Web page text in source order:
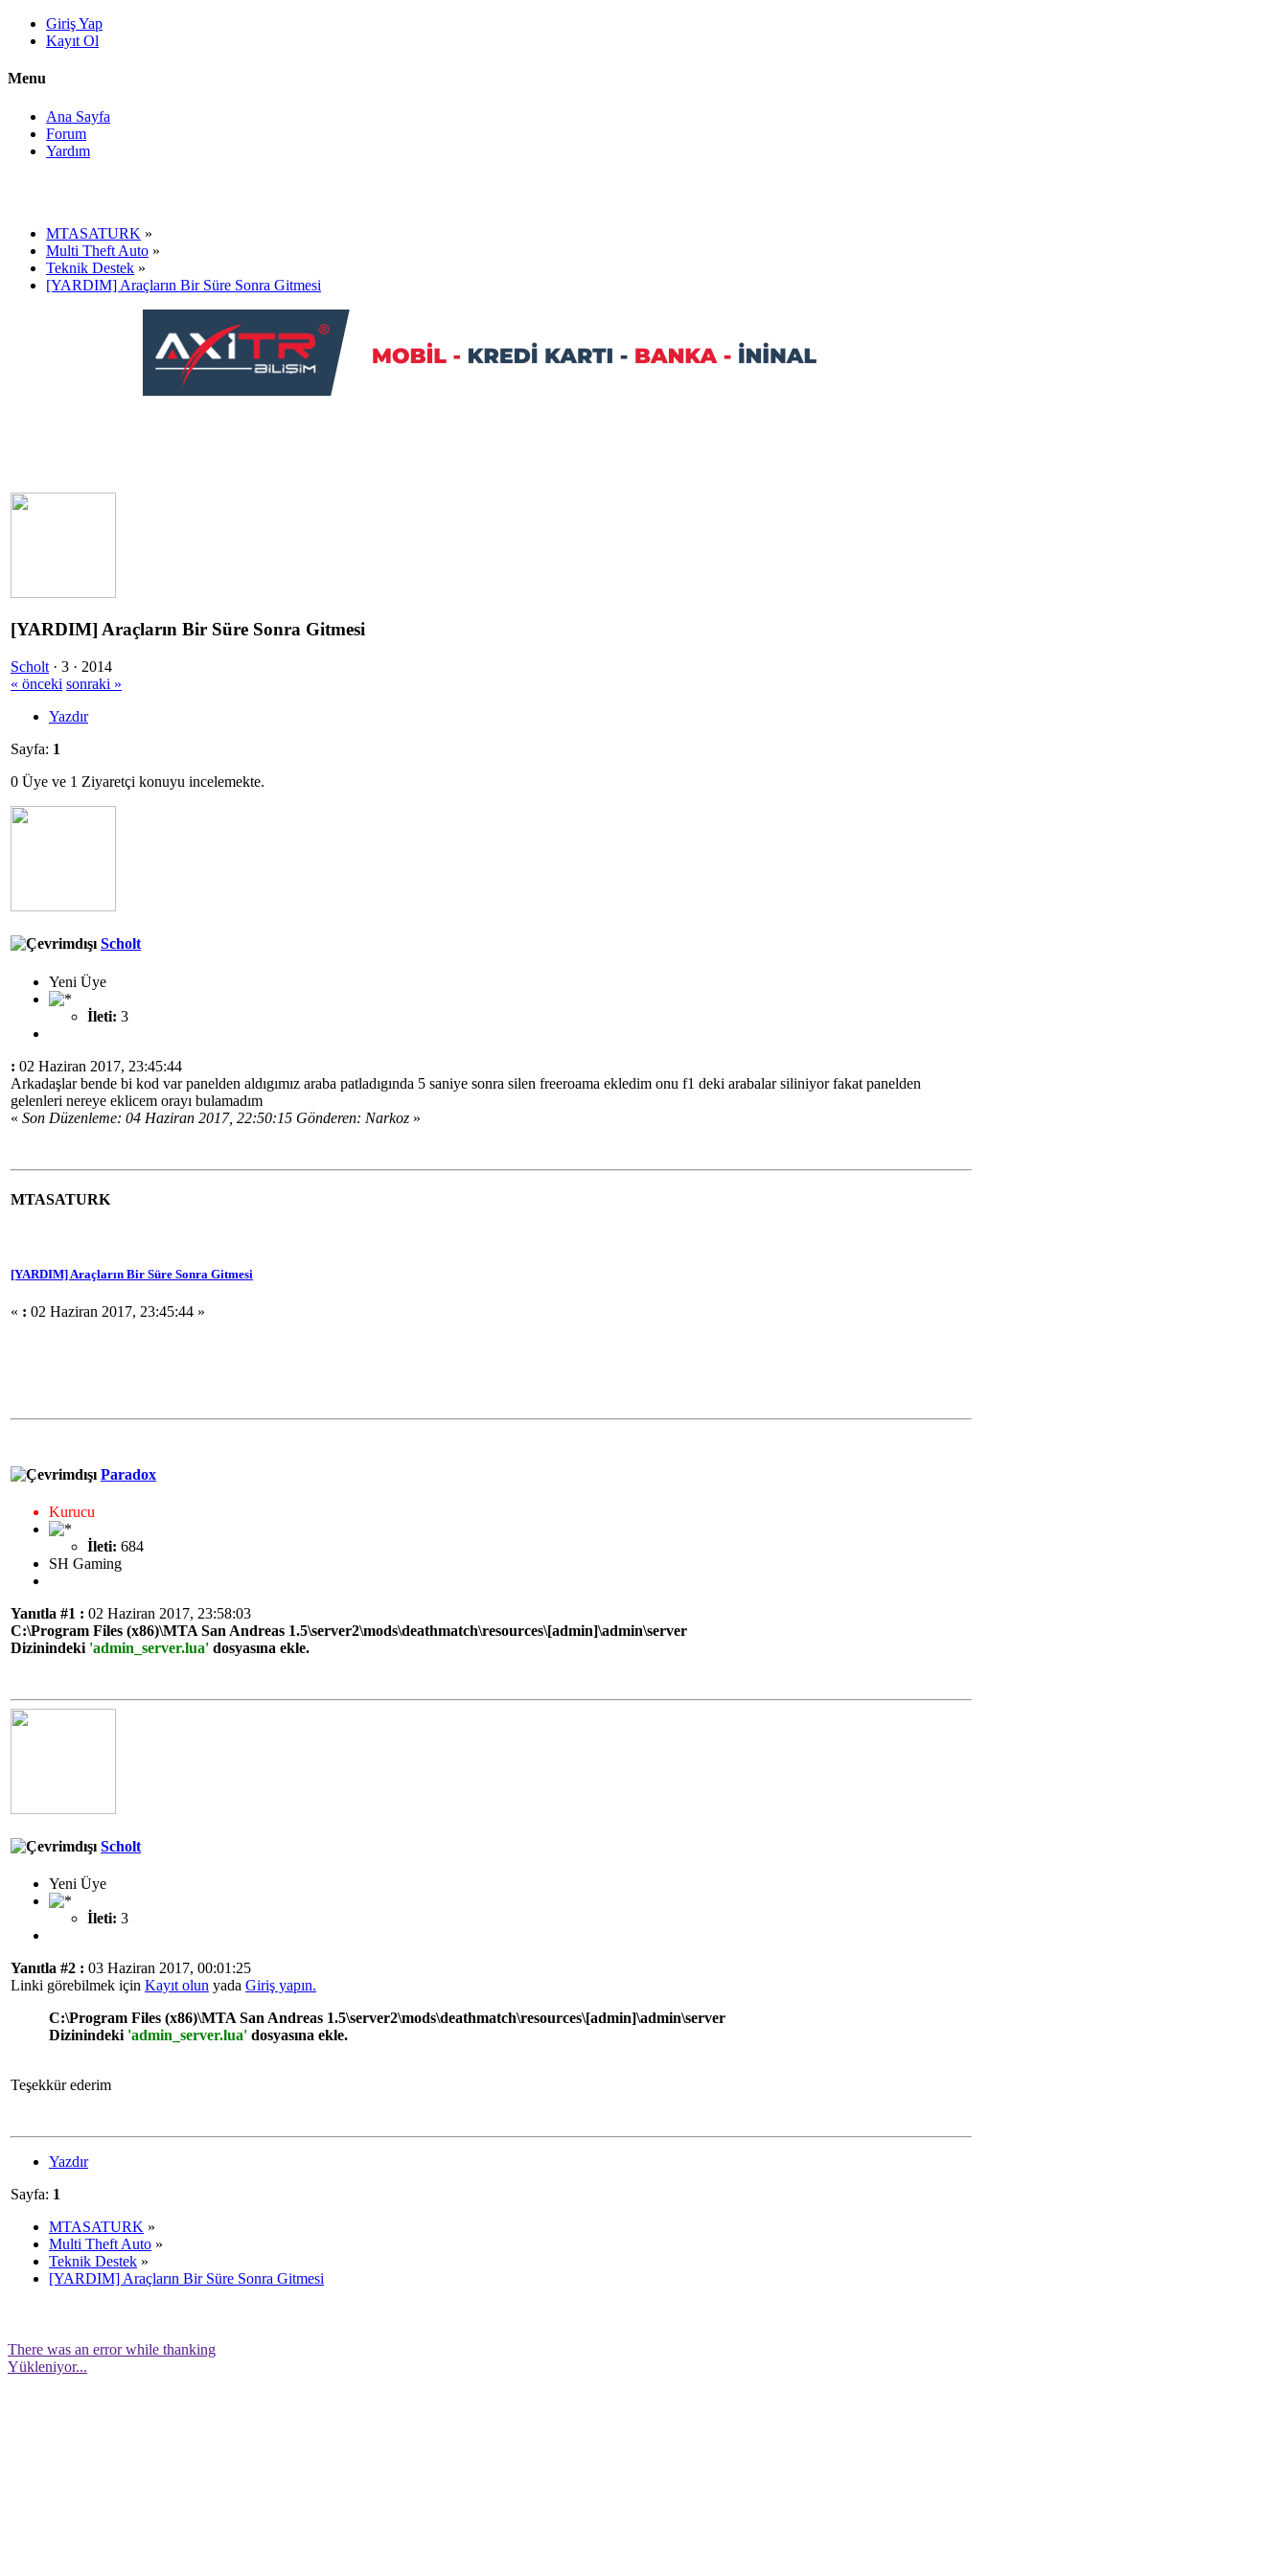
Giriş Yap
Kayıt Ol
Menu
Ana Sayfa
Forum
Yardım
MTASATURK »
Multi Theft Auto »
Teknik Destek »
[YARDIM] Araçların Bir Süre Sonra Gitmesi
[YARDIM] Araçların Bir Süre Sonra Gitmesi
Scholt · 3 · 2014
« önceki sonraki »
Yazdır
Sayfa: 1
0 Üye ve 1 Ziyaretçi konuyu incelemekte.
Scholt
Yeni Üye
İleti: 3
: 02 Haziran 2017, 23:45:44
Arkadaşlar bende bi kod var panelden aldıgımız araba patladıgında 5 saniye sonra silen freeroama ekledim onu f1 deki arabalar siliniyor fakat panelden
gelenleri nereye eklicem orayı bulamadım
« Son Düzenleme: 04 Haziran 2017, 22:50:15 Gönderen: Narkoz »
MTASATURK
[YARDIM] Araçların Bir Süre Sonra Gitmesi
« : 02 Haziran 2017, 23:45:44 »
Paradox
Kurucu
İleti: 684
SH Gaming
Yanıtla #1 : 02 Haziran 2017, 23:58:03
C:\Program Files (x86)\MTA San Andreas 1.5\server2\mods\deathmatch\resources\[admin]\admin\server
Dizinindeki 'admin_server.lua' dosyasına ekle.
Scholt
Yeni Üye
İleti: 3
Yanıtla #2 : 03 Haziran 2017, 00:01:25
Linki görebilmek için Kayıt olun yada Giriş yapın.
C:\Program Files (x86)\MTA San Andreas 1.5\server2\mods\deathmatch\resources\[admin]\admin\server
Dizinindeki 'admin_server.lua' dosyasına ekle.
Teşekkür ederim
Yazdır
Sayfa: 1
MTASATURK »
Multi Theft Auto »
Teknik Destek »
[YARDIM] Araçların Bir Süre Sonra Gitmesi
There was an error while thanking
Yükleniyor...